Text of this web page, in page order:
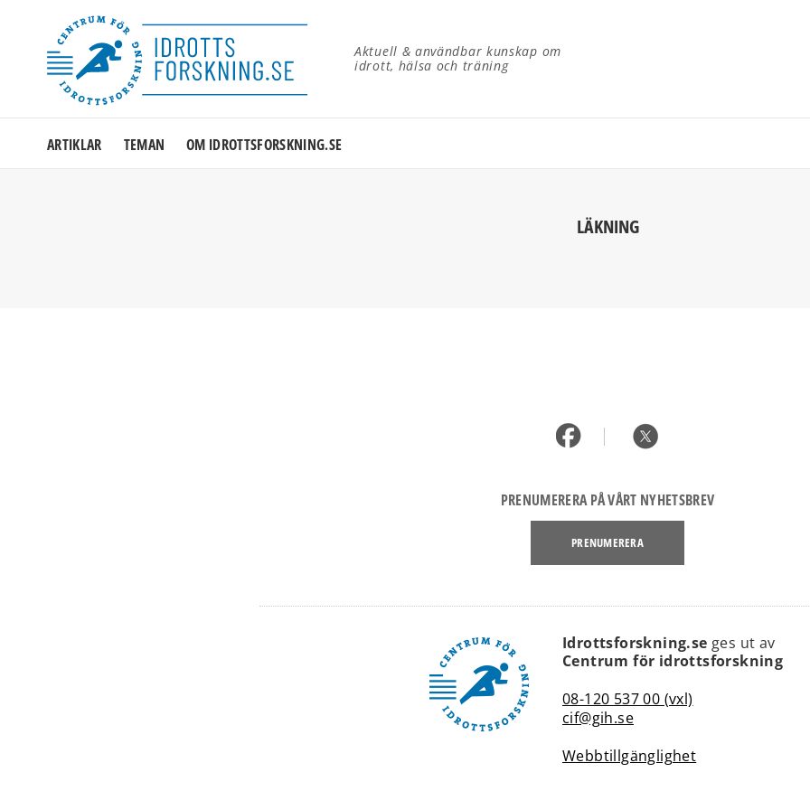
Aktuell & användbar kunskap om
idrott, hälsa och träning
ARTIKLAR TEMAN OM IDROTTSFORSKNING.SE
LÄKNING
PRENUMERERA PÅ VÅRT NYHETSBREV
PRENUMERERA
link Idrottsforskning.se ges ut av
Centrum för idrottsforskning
08-120 537 00 (vxl)
cif@gih.se
Webbtillgänglighet